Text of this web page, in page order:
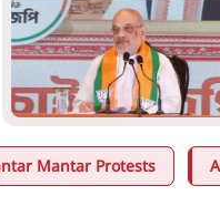
Mantar Protests